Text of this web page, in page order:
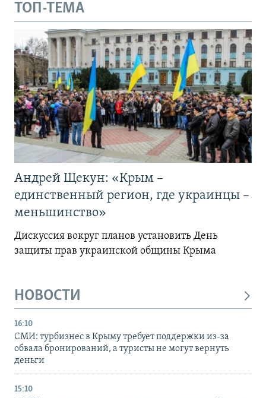
ТОП-ТЕМА
Андрей Щекун: «Крым –
единственный регион, где украинцы –
меньшинство»
Дискуссия вокруг планов установить День
защиты прав украинской общины Крыма
НОВОСТИ
16:10
СМИ: турбизнес в Крыму требует поддержки из-за
обвала бронирований, а туристы не могут вернуть
деньги
15:10